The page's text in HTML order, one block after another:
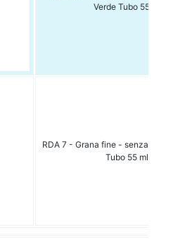
Verde Tubo 55 ml
RDA 7 - Grana fine - senza
Tubo 55 ml